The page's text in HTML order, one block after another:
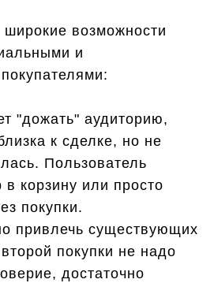
широкие возможности
и
"дожать" аудиторию,
к сделке, но не
Пользователь
корзину или просто
покупки.
привлечь существующих
покупки не надо
достаточно